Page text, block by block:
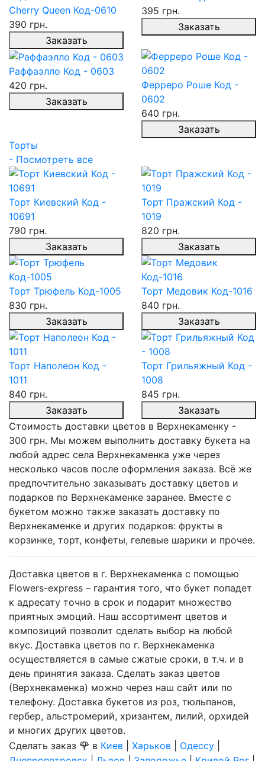
Cherry Queen Код-0610
390 грн.
Заказать
395 грн.
Заказать
Раффаэлло Код - 0603
420 грн.
Заказать
Ферреро Роше Код -
0602
640 грн.
Заказать
Торты
- Посмотреть все
Торт Киевский Код -
10691
790 грн.
Заказать
Торт Пражский Код -
1019
820 грн.
Заказать
Торт Трюфель Код-1005
830 грн.
Заказать
Торт Медовик Код-1016
840 грн.
Заказать
Торт Наполеон Код -
1011
840 грн.
Заказать
Торт Грильяжный Код -
1008
845 грн.
Заказать
Стоимость доставки цветов в Верхнекаменку -
300 грн. Мы можем выполнить доставку букета на
любой адрес села Верхнекаменка уже через
несколько часов после оформления заказа. Всё же
предпочтительно заказывать доставку цветов и
подарков по Верхнекаменке заранее. Вместе с
букетом можно также заказать доставку по
Верхнекаменке и других подарков: фрукты в
корзинке, торт, конфеты, гелевые шарики и прочее.
Доставка цветов в г. Верхнекаменка с помощью
Flowers-express – гарантия того, что букет попадет
к адресату точно в срок и подарит множество
приятных эмоций. Наш ассортимент цветов и
композиций позволит сделать выбор на любой
вкус. Доставка цветов по г. Верхнекаменка
осуществляется в самые сжатые сроки, в т.ч. и в
день принятия заказа. Сделать заказ цветов
(Верхнекаменка) можно через наш сайт или по
телефону. Доставка букетов из роз, тюльпанов,
гербер, альстромерий, хризантем, лилий, орхидей
и многих других цветов.
Сделать заказ 🌹 в Киев Харьков Одессу